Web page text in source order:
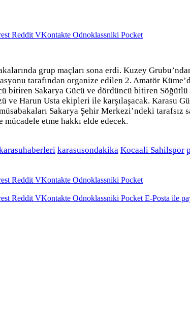
Reddit VKontakte Odnoklassniki Pocket
grup maçları sona erdi. Kuzey
tarafından organize edilen 2. Amatör
bitiren Sakarya Gücü ve dördüncü bitiren
ve Harun Usta ekipleri ile karşılaşacak. Karasu
Sakarya Şehir Merkezi’ndeki
mücadele etme hakkı elde edecek.
karasusondakika Kocaali Sahilspor
Reddit VKontakte Odnoklassniki Pocket
Reddit VKontakte Odnoklassniki Pocket E-Posta ile